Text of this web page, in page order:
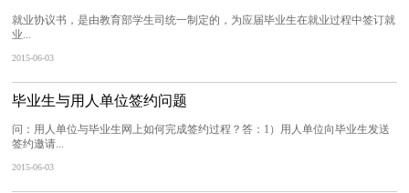
就业协议书，是由教育部学生司统一制定的，为应届毕业生在就业过程中签订就
业...
2015-06-03
毕业生与用人单位签约问题
问：用人单位与毕业生网上如何完成签约过程？答：1）用人单位向毕业生发送
签约邀请...
2015-06-03